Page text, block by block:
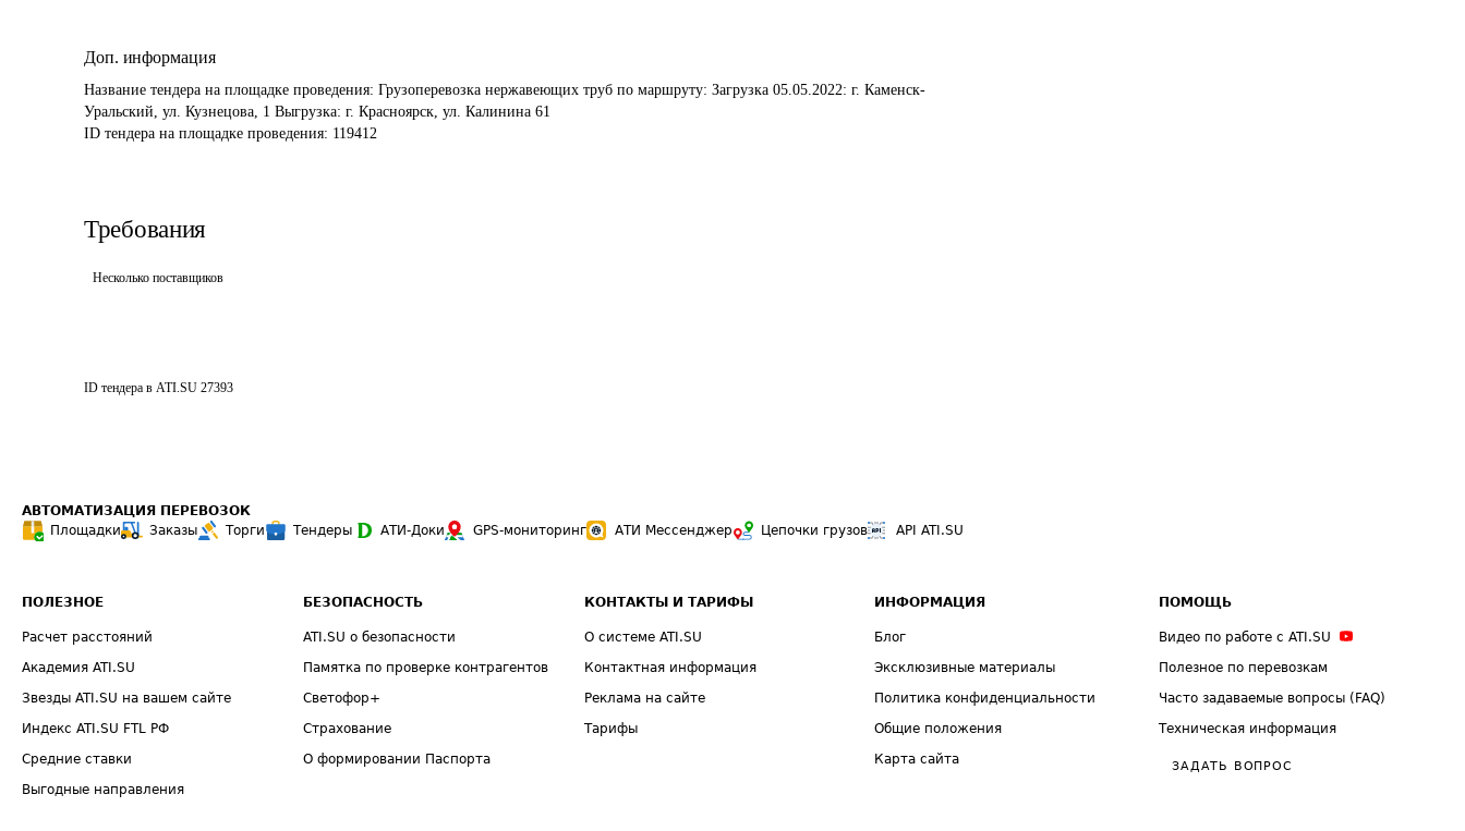
Доп. информация
Название тендера на площадке проведения: Грузоперевозка нержавеющих труб по маршруту: Загрузка 05.05.2022: г. Каменск-
Уральский, ул. Кузнецова, 1 Выгрузка: г. Красноярск, ул. Калинина 61
ID тендера на площадке проведения: 119412
Требования
Несколько поставщиков
ID тендера в ATI.SU 27393
АВТОМАТИЗАЦИЯ ПЕРЕВОЗОК
Площадки
Заказы Торги Тендеры АТИ-Доки GPS-мониторинг АТИ Мессенджер Цепочки грузов API ATI.SU
ПОЛЕЗНОЕ
Расчет расстояний
Академия ATI.SU
Звезды ATI.SU на вашем сайте
Индекс ATI.SU FTL РФ
Средние ставки
Выгодные направления
БЕЗОПАСНОСТЬ
ATI.SU о безопасности
Памятка по проверке контрагентов
Светофор+
Страхование
О формировании Паспорта
КОНТАКТЫ И ТАРИФЫ
О системе ATI.SU
Контактная информация
Реклама на сайте
Тарифы
ИНФОРМАЦИЯ
Блог
Эксклюзивные материалы
Политика конфиденциальности
Общие положения
Карта сайта
ПОМОЩЬ
Видео по работе с ATI.SU
Полезное по перевозкам
Часто задаваемые вопросы (FAQ)
Техническая информация
ЗАДАТЬ ВОПРОС